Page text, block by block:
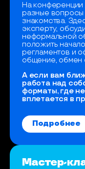
На конференции
разные вопросы
знакомства.
эксперту,
неформальной
положить
регламентов и
общение, обмен
А если вам
работа над
форматы, где
вплетается в
Подробнее
Мастер-